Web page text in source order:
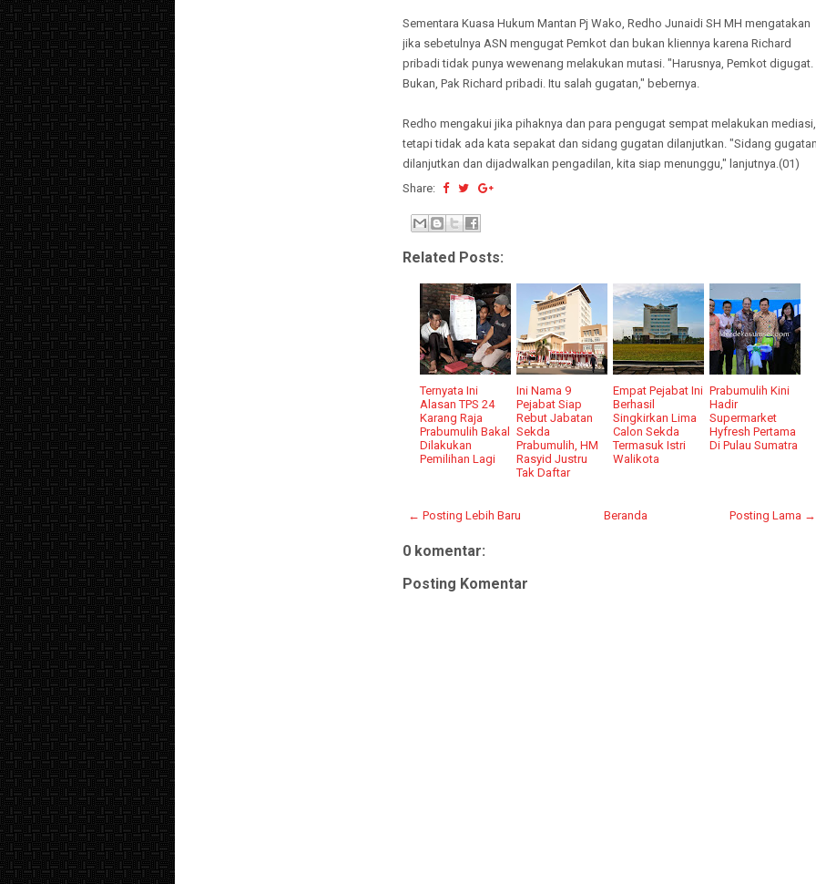
Sementara Kuasa Hukum Mantan Pj Wako, Redho Junaidi SH MH mengatakan
jika sebetulnya ASN mengugat Pemkot dan bukan kliennya karena Richard
pribadi tidak punya wewenang melakukan mutasi. "Harusnya, Pemkot digugat.
Bukan, Pak Richard pribadi. Itu salah gugatan," bebernya.
Redho mengakui jika pihaknya dan para pengugat sempat melakukan mediasi,
tetapi tidak ada kata sepakat dan sidang gugatan dilanjutkan. "Sidang
dilanjutkan dan dijadwalkan pengadilan, kita siap menunggu," lanjutnya.(01)
Share:
Related Posts:
Ternyata Ini
Alasan TPS 24
Karang Raja
Prabumulih Bakal
Dilakukan
Pemilihan Lagi
Ini Nama 9
Pejabat Siap
Rebut Jabatan
Sekda
Prabumulih, HM
Rasyid Justru
Tak Daftar
Empat Pejabat Ini
Berhasil
Singkirkan Lima
Calon Sekda
Termasuk Istri
Walikota
Prabumulih Kini
Hadir
Supermarket
Hyfresh Pertama
Di Pulau Sumatra
← Posting Lebih Baru Posting Lama →
Beranda
0 komentar:
Posting Komentar